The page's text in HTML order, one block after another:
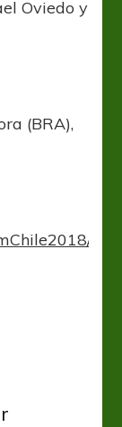
Oviedo y
(BRA),